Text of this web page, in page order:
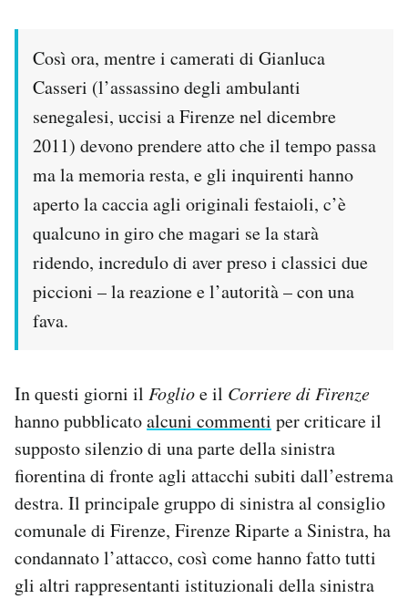
Così ora, mentre i camerati di Gianluca
Casseri (l’assassino degli ambulanti
senegalesi, uccisi a Firenze nel dicembre
2011) devono prendere atto che il tempo passa
ma la memoria resta, e gli inquirenti hanno
aperto la caccia agli originali festaioli, c’è
qualcuno in giro che magari se la starà
ridendo, incredulo di aver preso i classici due
piccioni – la reazione e l’autorità – con una
fava.
In questi giorni il Foglioe il Corriere di Firenze
hanno pubblicatoalcuni commenti per criticare il
supposto silenzio di una parte della sinistra
fiorentina di fronte agli attacchi subiti dall’estrema
destra. Il principale gruppo di sinistra al consiglio
comunale di Firenze, Firenze Riparte a Sinistra, ha
condannato l’attacco, così come hanno fatto tutti
gli altri rappresentanti istituzionali della sinistra